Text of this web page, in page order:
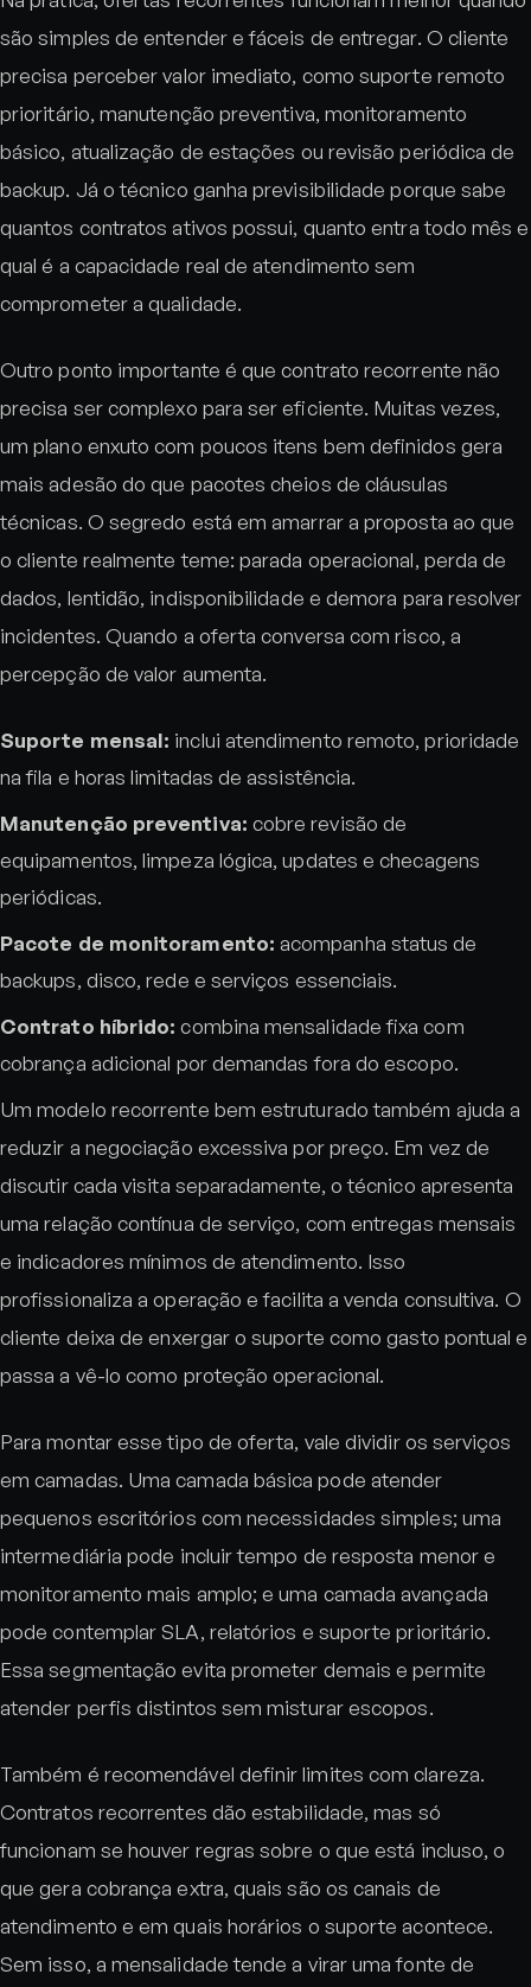
são simples de entender e fáceis de entregar. O cliente
precisa perceber valor imediato, como suporte remoto
prioritário, manutenção preventiva, monitoramento
básico, atualização de estações ou revisão periódica de
backup. Já o técnico ganha previsibilidade porque sabe
quantos contratos ativos possui, quanto entra todo mês e
qual é a capacidade real de atendimento sem
comprometer a qualidade.
Outro ponto importante é que contrato recorrente não
precisa ser complexo para ser eficiente. Muitas vezes,
um plano enxuto com poucos itens bem definidos gera
mais adesão do que pacotes cheios de cláusulas
técnicas. O segredo está em amarrar a proposta ao que
o cliente realmente teme: parada operacional, perda de
dados, lentidão, indisponibilidade e demora para resolver
incidentes. Quando a oferta conversa com risco, a
percepção de valor aumenta.
Suporte mensal: inclui atendimento remoto, prioridade
na fila e horas limitadas de assistência.
Manutenção preventiva: cobre revisão de
equipamentos, limpeza lógica, updates e checagens
periódicas.
Pacote de monitoramento: acompanha status de
backups, disco, rede e serviços essenciais.
Contrato híbrido: combina mensalidade fixa com
cobrança adicional por demandas fora do escopo.
Um modelo recorrente bem estruturado também ajuda a
reduzir a negociação excessiva por preço. Em vez de
discutir cada visita separadamente, o técnico apresenta
uma relação contínua de serviço, com entregas mensais
e indicadores mínimos de atendimento. Isso
profissionaliza a operação e facilita a venda consultiva. O
cliente deixa de enxergar o suporte como gasto pontual e
passa a vê-lo como proteção operacional.
Para montar esse tipo de oferta, vale dividir os serviços
em camadas. Uma camada básica pode atender
pequenos escritórios com necessidades simples; uma
intermediária pode incluir tempo de resposta menor e
monitoramento mais amplo; e uma camada avançada
pode contemplar SLA, relatórios e suporte prioritário.
Essa segmentação evita prometer demais e permite
atender perfis distintos sem misturar escopos.
Também é recomendável definir limites com clareza.
Contratos recorrentes dão estabilidade, mas só
funcionam se houver regras sobre o que está incluso, o
que gera cobrança extra, quais são os canais de
atendimento e em quais horários o suporte acontece.
Sem isso, a mensalidade tende a virar uma fonte de